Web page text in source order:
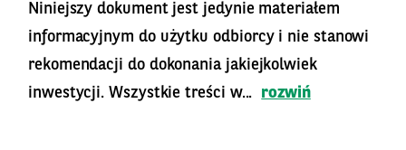
Niniejszy dokument jest jedynie materiałem
informacyjnym do użytku odbiorcy i nie stanowi
rekomendacji do dokonania jakiejkolwiek
inwestycji. Wszystkie treści w...
rozwiń